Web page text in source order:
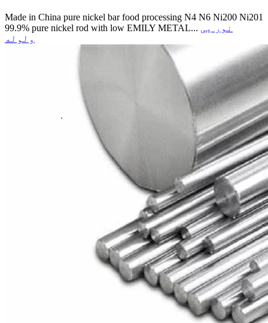
Made in China pure nickel bar food processing N4 N6 Ni200 Ni201
99.9% pure nickel rod with low EMILY METAL... نور یی
ولوله